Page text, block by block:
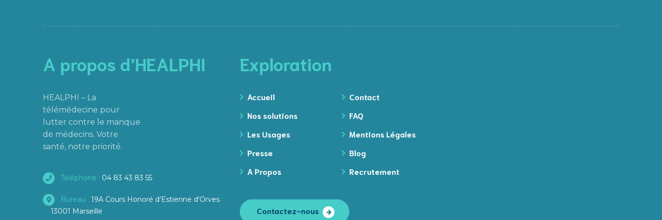
A propos d’HEALPHI
HEALPHI – La
télémédecine pour
lutter contre le manque
de médecins. Votre
santé, notre priorité.
Téléphone : 04 83 43 83 55
Bureau : 19A Cours Honoré d'Estienne d'Orves
13001 Marseille
Exploration
Accueil
Nos solutions
Les Usages
Presse
A Propos
Contact
FAQ
Mentions Légales
Blog
Recrutement
Contactez-nous